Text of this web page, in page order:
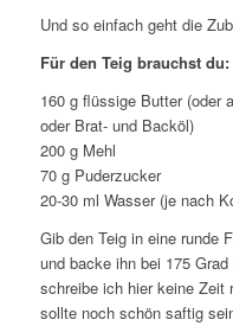
Und so einfach geht die
Für den Teig brauchst du:
160 g flüssige Butter (oder
oder Brat- und Backöl)
200 g Mehl
70 g Puderzucker
20-30 ml Wasser (je nach
Gib den Teig in eine runde
und backe ihn bei 175
schreibe ich hier keine Zeit
sollte noch schön saftig